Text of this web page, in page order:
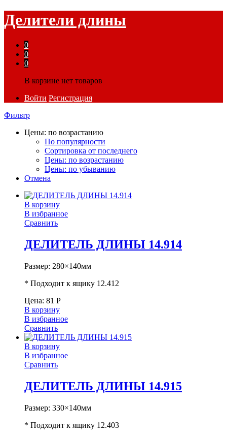
Делители длины
0
0
0
В корзине нет товаров
Войти Регистрация
Фильтр
Цены: по возрастанию
По популярности
Сортировка от последнего
Цены: по возрастанию
Цены: по убыванию
Отмена
В корзину
В избранное
Сравнить
ДЕЛИТЕЛЬ ДЛИНЫ 14.914
Размер: 280×140мм
* Подходит к ящику 12.412
Цена: 81 Р
В корзину
В избранное
Сравнить
В корзину
В избранное
Сравнить
ДЕЛИТЕЛЬ ДЛИНЫ 14.915
Размер: 330×140мм
* Подходит к ящику 12.403